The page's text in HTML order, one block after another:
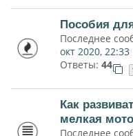
Пособия
Последнее
окт 2020, 22:33
Ответы: 44
Как
мелкая
Последнее